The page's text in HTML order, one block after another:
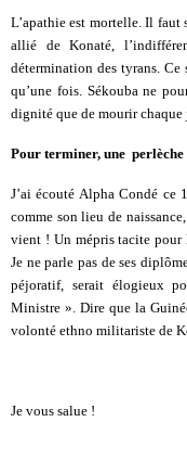
L’apathie est mortelle. Il faut
allié de Konaté,
détermination des tyrans.
qu’une fois. Sékouba ne
dignité que de mourir
Pour terminer, une perlèche
J’ai écouté Alpha Condé ce
comme son lieu de
vient ! Un mépris tacite pour
Je ne parle pas de ses
péjoratif, serait élogieux
Ministre ». Dire que la
volonté ethno militariste de
Je vous salue !